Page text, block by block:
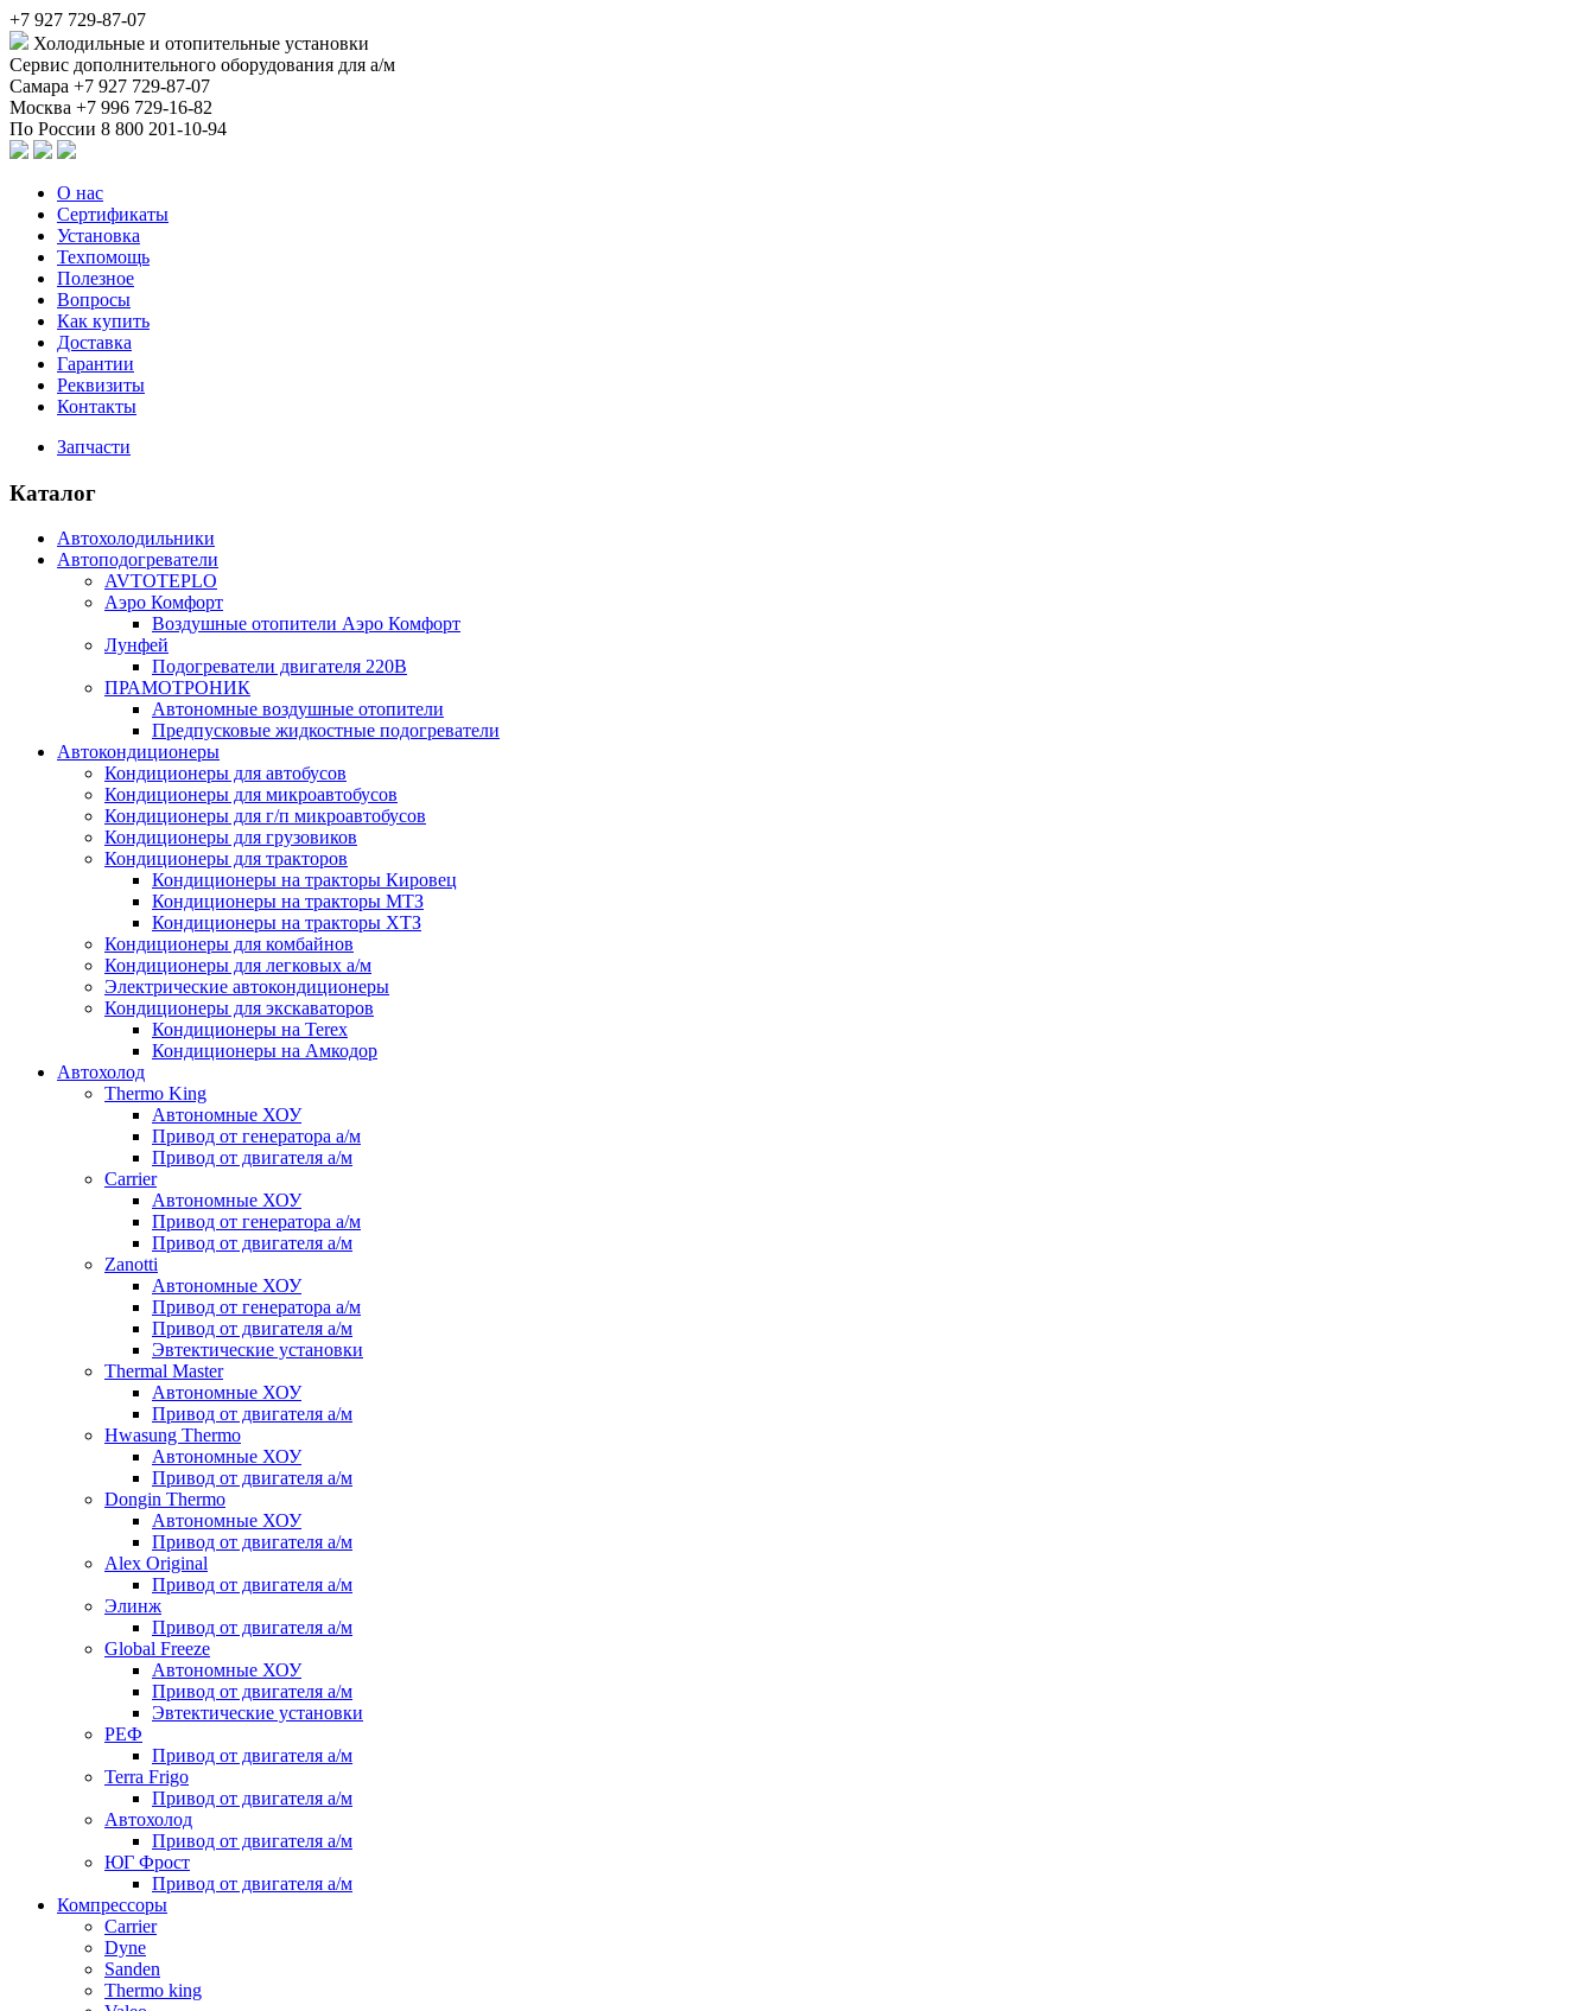
+7 927 729-87-07
Холодильные и отопительные установки
Сервис дополнительного оборудования для а/м
Самара +7 927 729-87-07
Москва +7 996 729-16-82
По России 8 800 201-10-94
О нас
Сертификаты
Установка
Техпомощь
Полезное
Вопросы
Как купить
Доставка
Гарантии
Реквизиты
Контакты
Запчасти
Каталог
Автохолодильники
Автоподогреватели
AVTOTEPLO
Аэро Комфорт
Воздушные отопители Аэро Комфорт
Лунфей
Подогреватели двигателя 220В
ПРАМОТРОНИК
Автономные воздушные отопители
Предпусковые жидкостные подогреватели
Автокондиционеры
Кондиционеры для автобусов
Кондиционеры для микроавтобусов
Кондиционеры для г/п микроавтобусов
Кондиционеры для грузовиков
Кондиционеры для тракторов
Кондиционеры на тракторы Кировец
Кондиционеры на тракторы МТЗ
Кондиционеры на тракторы ХТЗ
Кондиционеры для комбайнов
Кондиционеры для легковых а/м
Электрические автокондиционеры
Кондиционеры для экскаваторов
Кондиционеры на Terex
Кондиционеры на Амкодор
Автохолод
Thermo King
Автономные ХОУ
Привод от генератора а/м
Привод от двигателя а/м
Carrier
Автономные ХОУ
Привод от генератора а/м
Привод от двигателя а/м
Zanotti
Автономные ХОУ
Привод от генератора а/м
Привод от двигателя а/м
Эвтектические установки
Thermal Master
Автономные ХОУ
Привод от двигателя а/м
Hwasung Thermo
Автономные ХОУ
Привод от двигателя а/м
Dongin Thermo
Автономные ХОУ
Привод от двигателя а/м
Alex Original
Привод от двигателя а/м
Элинж
Привод от двигателя а/м
Global Freeze
Автономные ХОУ
Привод от двигателя а/м
Эвтектические установки
РЕФ
Привод от двигателя а/м
Terra Frigo
Привод от двигателя а/м
Автохолод
Привод от двигателя а/м
ЮГ Фрост
Привод от двигателя а/м
Компрессоры
Carrier
Dyne
Sanden
Thermo king